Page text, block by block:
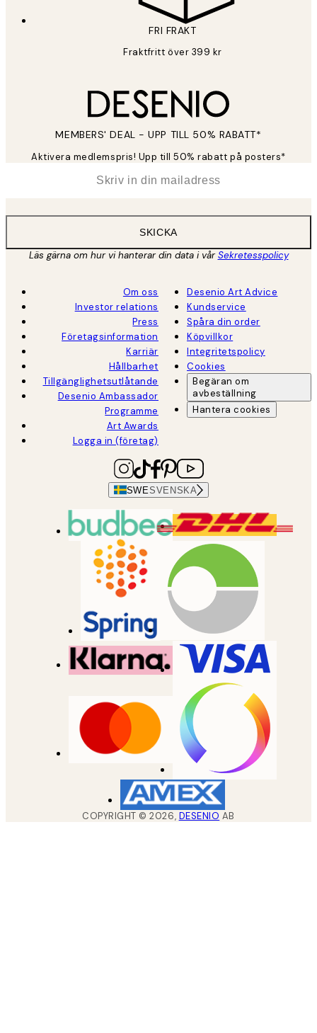
FRI FRAKT
Fraktfritt över 399 kr
MEMBERS' DEAL - UPP TILL 50% RABATT*
Aktivera medlemspris! Upp till 50% rabatt på posters*
SKICKA
Läs gärna om hur vi hanterar din data i vårSekretesspolicy
Om oss
Investor relations
Press
Företagsinformation
Karriär
Hållbarhet
Tillgänglighetsutlåtande
Desenio Ambassador
Programme
Art Awards
Logga in (företag)
Desenio Art Advice
Kundservice
Spåra din order
Köpvillkor
Integritetspolicy
Cookies
Begäran om
avbeställning
Hantera cookies
SWESVENSKA
COPYRIGHT ©2026, DESENIO AB